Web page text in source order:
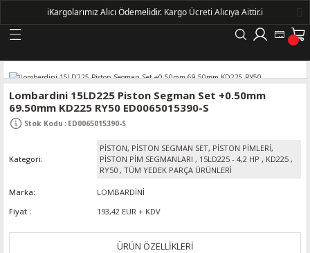
Geri Dön
KASNAKLI ALTERNATÖRLER - 1500
Lombardini 15LD225 Piston Segman Set +0.50mm
69.50mm KD225 RY50 ED0065015390-S
Stok Kodu : ED0065015390-S
Kategori
PİSTON, PİSTON SEGMAN SET, PİSTON PİMLERİ,
PİSTON PİM SEGMANLARI , 15LD225 - 4,2 HP , KD225 ,
RY50 , TÜM YEDEK PARÇA ÜRÜNLERİ
Marka
LOMBARDİNİ
Fiyat
193,42 EUR + KDV
ÜRÜN ÖZELLİKLERİ
ℹ️Kargolarımız Alıcı Ödemelidir. Kargo Ücreti Alıcıya Aittir.ℹ️